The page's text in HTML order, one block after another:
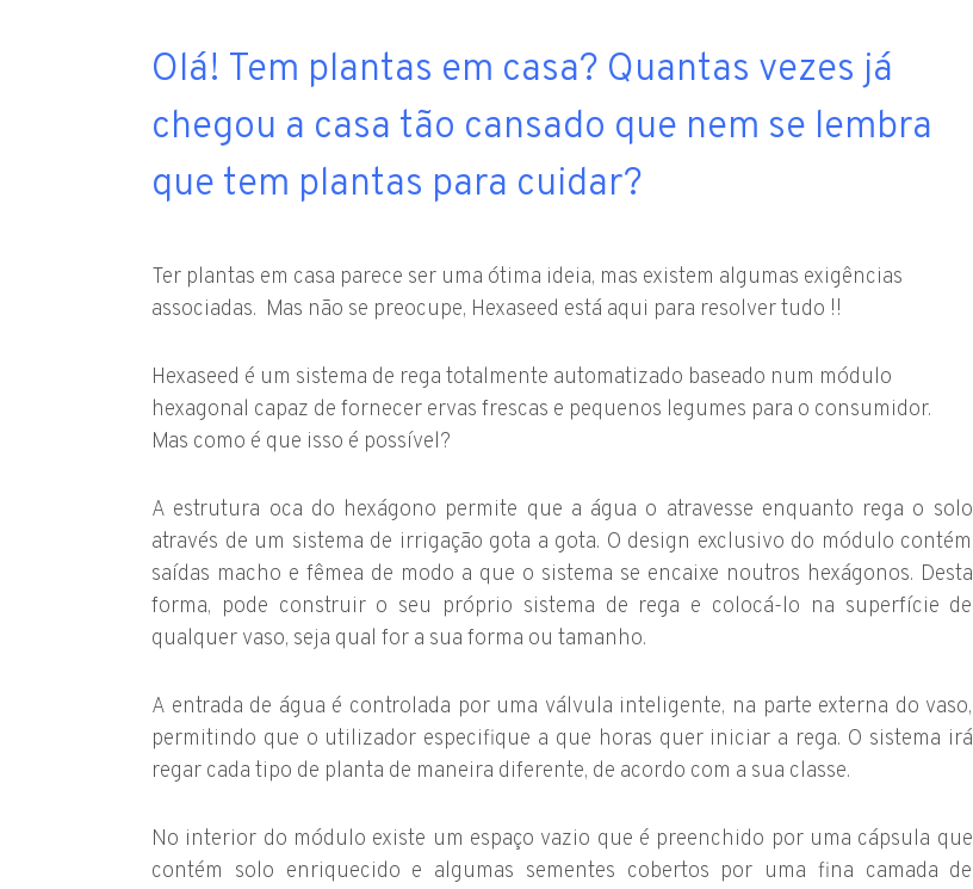
Olá! Tem plantas em casa? Quantas vezes já
chegou a casa tão cansado que nem se lembra
que tem plantas para cuidar?
Ter plantas em casa parece ser uma ótima ideia, mas existem algumas exigências
associadas. Mas não se preocupe, Hexaseed está aqui para resolver tudo !!
Hexaseed é um sistema de rega totalmente automatizado baseado num módulo
hexagonal capaz de fornecer ervas frescas e pequenos legumes para o consumidor.
Mas como é que isso é possível?
A estrutura oca do hexágono permite que a água o atravesse enquanto rega o solo
através de um sistema de irrigação gota a gota. O design exclusivo do módulo contém
saídas macho e fêmea de modo a que o sistema se encaixe noutros hexágonos. Desta
forma, pode construir o seu próprio sistema de rega e colocá-lo na superfície de
qualquer vaso, seja qual for a sua forma ou tamanho.
A entrada de água é controlada por uma válvula inteligente, na parte externa do vaso,
permitindo que o utilizador especifique a que horas quer iniciar a rega. O sistema irá
regar cada tipo de planta de maneira diferente, de acordo com a sua classe.
No interior do módulo existe um espaço vazio que é preenchido por uma cápsula que
contém solo enriquecido e algumas sementes cobertos por uma fina camada de